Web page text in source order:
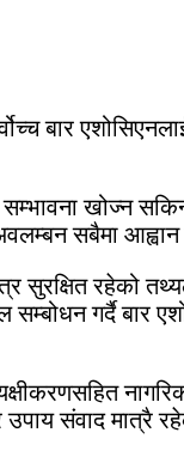
बार
खोज्न
सबैमा
रहेको
सम्बोधन गर्दै
संवाद मात्रै